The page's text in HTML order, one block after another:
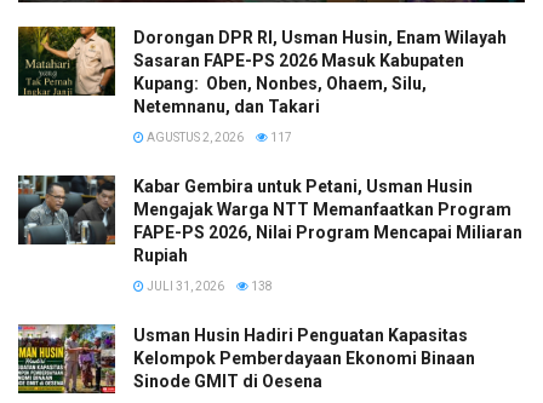
Dorongan DPR RI, Usman Husin, Enam Wilayah
Sasaran FAPE-PS 2026 Masuk Kabupaten
Kupang: Oben, Nonbes, Ohaem, Silu,
Netemnanu, dan Takari
AGUSTUS 2, 2026 117
Kabar Gembira untuk Petani, Usman Husin
Mengajak Warga NTT Memanfaatkan Program
FAPE-PS 2026, Nilai Program Mencapai Miliaran
Rupiah
JULI 31, 2026 138
​Usman Husin Hadiri Penguatan Kapasitas
Kelompok Pemberdayaan Ekonomi Binaan
Sinode GMIT di Oesena